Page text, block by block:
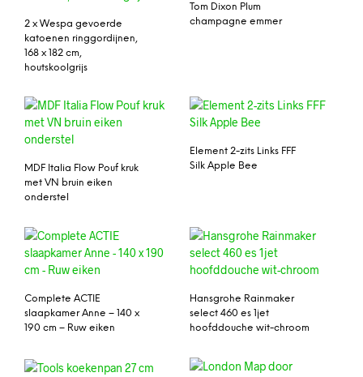
2 x Wespa gevoerde
katoenen ringgordijnen,
168 x 182 cm,
houtskoolgrijs
Tom Dixon Plum
champagne emmer
MDF Italia Flow Pouf kruk
met VN bruin eiken
onderstel
Element 2-zits Links FFF
Silk Apple Bee
Complete ACTIE
slaapkamer Anne – 140 x
190 cm – Ruw eiken
Hansgrohe Rainmaker
select 460 es 1jet
hoofddouche wit-chroom